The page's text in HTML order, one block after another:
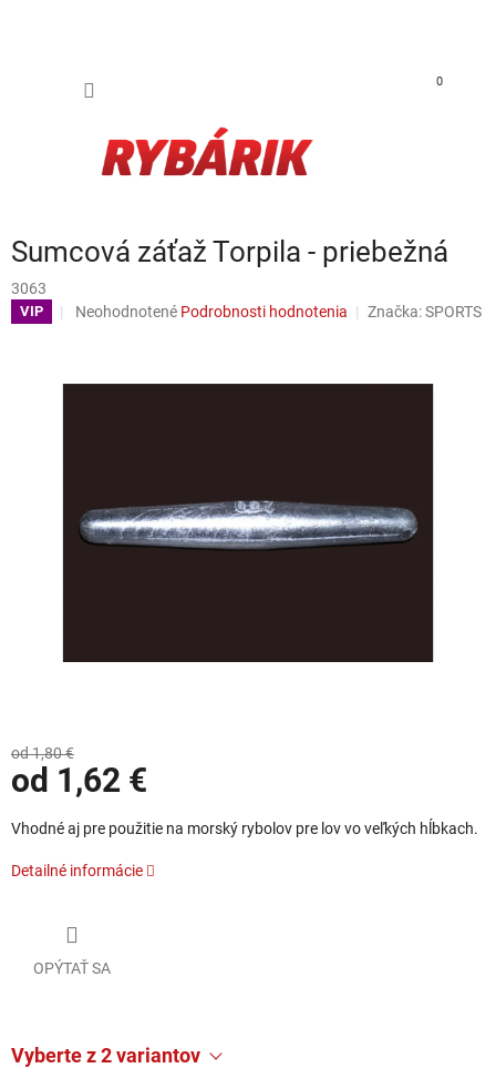
0
Sumcová záťaž Torpila - priebežná
3063
VIP Priemerné hodnotenie produktu je 0,0 z 5 hviezdičiek.
Neohodnotené Podrobnosti hodnotenia Značka:SPORTS
od 1,80 €
od 1,62 €
Jednotková cena:
Vhodné aj pre použitie na morský rybolov pre lov vo veľkých hĺbkach.
Detailné informácie
OPÝTAŤ SA
Vyberte z 2 variantov